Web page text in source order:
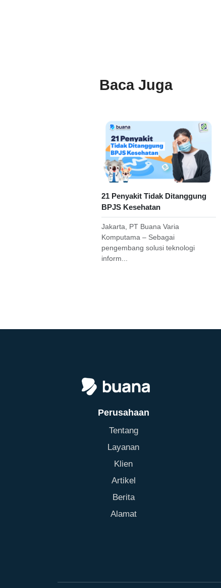
Baca Juga
21 Penyakit Tidak Ditanggung
BPJS Kesehatan
Jakarta, PT Buana Varia
Komputama – Sebagai
pengembang solusi teknologi
inform...
Perusahaan
Tentang
Layanan
Klien
Artikel
Berita
Alamat